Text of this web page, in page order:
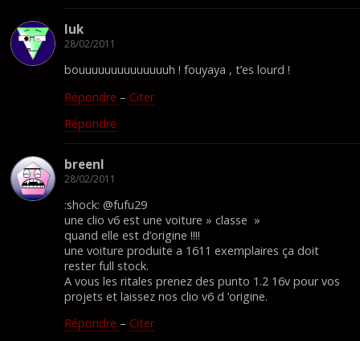
luk
28/02/2011
bouuuuuuuuuuuuuuh ! fouyaya , t’es lourd !
Répondre – Citer
Répondre
breenl
28/02/2011
:shock: @fufu29
une clio v6 est une voiture » classe »
quand elle est d’origine !!!!
une voiture produite a 1611 exemplaires ça doit
rester full stock.
A vous les ritales prenez des punto 1.2 16v pour vos
projets et laissez nos clio v6 d ‘origine.
Répondre – Citer